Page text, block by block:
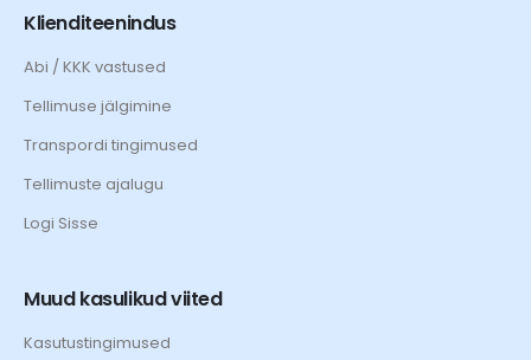
Klienditeenindus
Abi / KKK vastused
Tellimuse jälgimine
Transpordi tingimused
Tellimuste ajalugu
Logi Sisse
Muud kasulikud viited
Kasutustingimused